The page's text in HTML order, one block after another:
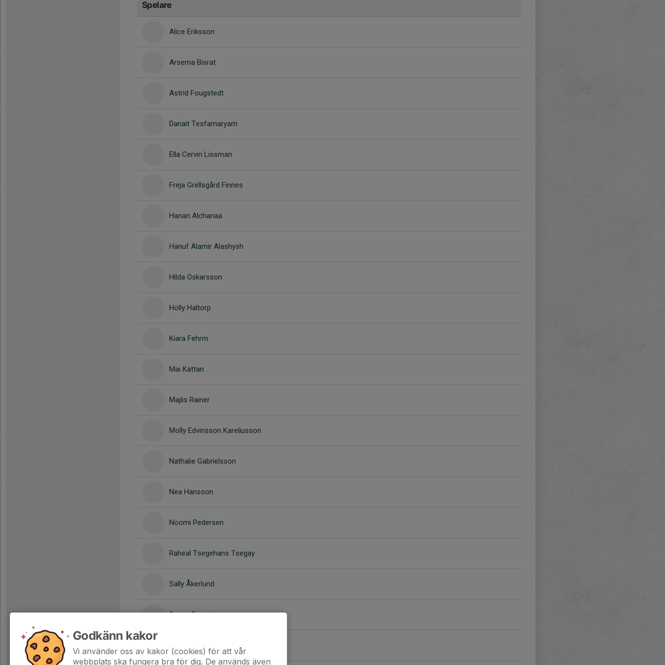
Spelare
Alice Eriksson
Arsema Bisrat
Astrid Fougstedt
Danait Tesfamaryam
Ella Cervin Lissman
Freja Grellsgård Finnes
Hanan Alchanaa
Hanuf Alamir Alashysh
Hilda Oskarsson
Holly Haltorp
Kiara Fehrm
Mai Kattan
Majlis Rainer
Molly Edvinsson Kareliusson
Nathalie Gabrielsson
Nea Hansson
Noomi Pedersen
Raheal Tsegehans Tsegay
Sally Åkerlund
Sanna Finnström
Godkänn kakor
Vi använder oss av kakor (cookies) för att vår
webbplats ska fungera bra för dig. De används även